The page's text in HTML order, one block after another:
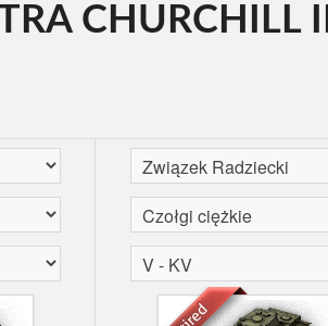
CHURCHILL III